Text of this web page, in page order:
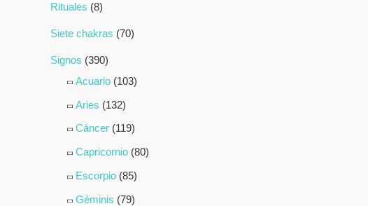
Rituales (8)
Siete chakras (70)
Signos (390)
Acuario (103)
Aries (132)
Cáncer (119)
Capricornio (80)
Escorpio (85)
Géminis (79)